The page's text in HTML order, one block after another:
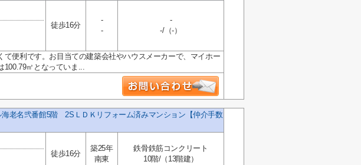
徒歩16分
-
-
-
-/（-）
便利です。お目当ての建築会社やハウスメーカーで、マイホー
100.79㎡となっていま...
老名弐番館5階 2SＬＤＫリフォーム済みマンション【仲介手数
徒歩16分
築25年
南東
鉄骨鉄筋コンクリート
10階/（13階建）